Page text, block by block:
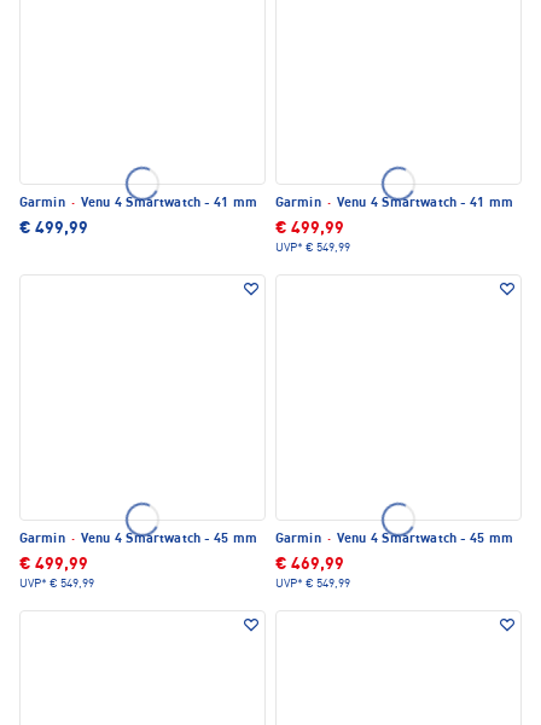
Garmin · Venu 4 Smartwatch - 41 mm
€ 499,99
Garmin · Venu 4 Smartwatch - 41 mm
€ 499,99
UVP* € 549,99
Garmin · Venu 4 Smartwatch - 45 mm
€ 499,99
UVP* € 549,99
Garmin · Venu 4 Smartwatch - 45 mm
€ 469,99
UVP* € 549,99